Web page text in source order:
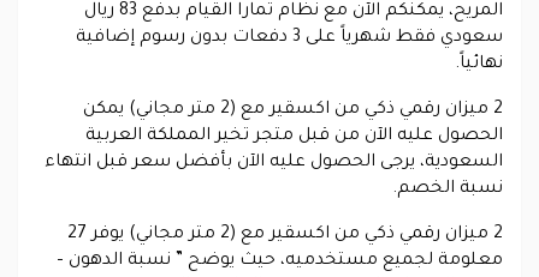
المريح، يمكنكم الآن مع نظام تمارا القيام بدفع 83 ريال
سعودي فقط شهرياً على 3 دفعات بدون رسوم إضافية
نهائياً.
2 ميزان رقمي ذكي من اكسقير مع (2 متر مجاني) يمكن
الحصول عليه الآن من قبل متجر تخير المملكة العربية
السعودية، يرجى الحصول عليه الآن بأفضل سعر قبل انتهاء
نسبة الخصم.
2 ميزان رقمي ذكي من اكسقير مع (2 متر مجاني) يوفر 27
معلومة لجميع مستخدميه، حيث يوضح ” نسبة الدهون –